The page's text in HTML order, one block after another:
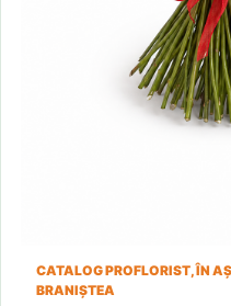
CATALOG PROFLORIST, ÎN
BRANIȘTEA